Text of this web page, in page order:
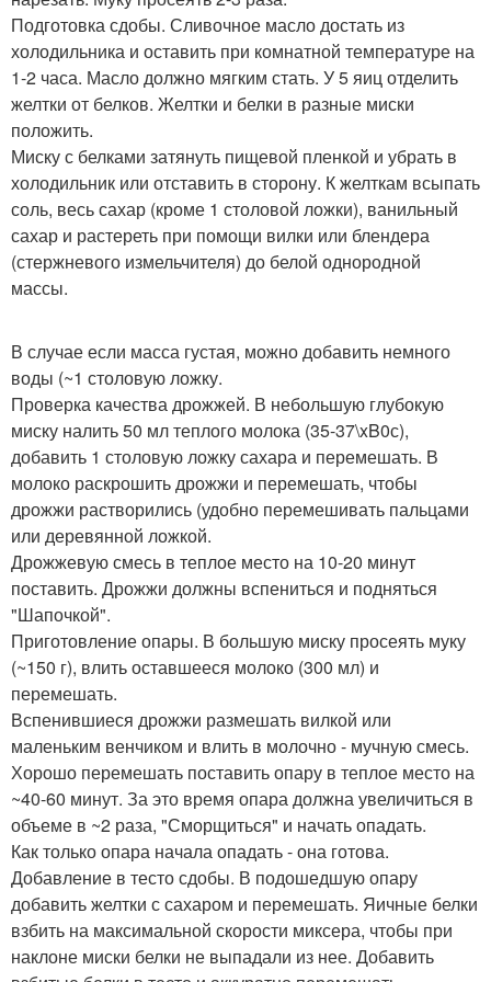
Подготовка сдобы. Сливочное масло достать из
холодильника и оставить при комнатной температуре на
1-2 часа. Масло должно мягким стать. У 5 яиц отделить
желтки от белков. Желтки и белки в разные миски
положить.
Миску с белками затянуть пищевой пленкой и убрать в
холодильник или отставить в сторону. К желткам всыпать
соль, весь сахар (кроме 1 столовой ложки), ванильный
сахар и растереть при помощи вилки или блендера
(стержневого измельчителя) до белой однородной
массы.
В случае если масса густая, можно добавить немного
воды (~1 столовую ложку.
Проверка качества дрожжей. В небольшую глубокую
миску налить 50 мл теплого молока (35-37\xB0с),
добавить 1 столовую ложку сахара и перемешать. В
молоко раскрошить дрожжи и перемешать, чтобы
дрожжи растворились (удобно перемешивать пальцами
или деревянной ложкой.
Дрожжевую смесь в теплое место на 10-20 минут
поставить. Дрожжи должны вспениться и подняться
"Шапочкой".
Приготовление опары. В большую миску просеять муку
(~150 г), влить оставшееся молоко (300 мл) и
перемешать.
Вспенившиеся дрожжи размешать вилкой или
маленьким венчиком и влить в молочно - мучную смесь.
Хорошо перемешать поставить опару в теплое место на
~40-60 минут. За это время опара должна увеличиться в
объеме в ~2 раза, "Сморщиться" и начать опадать.
Как только опара начала опадать - она готова.
Добавление в тесто сдобы. В подошедшую опару
добавить желтки с сахаром и перемешать. Яичные белки
взбить на максимальной скорости миксера, чтобы при
наклоне миски белки не выпадали из нее. Добавить